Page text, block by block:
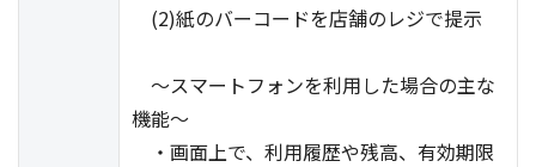
(2)紙のバーコードを店舗のレジで提示
～スマートフォンを利用した場合の主な
機能～
・画面上で、利用履歴や残高、有効期限